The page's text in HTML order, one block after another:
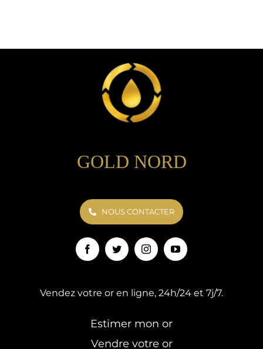
GOLD NORD
NOUS CONTACTER
Vendez votre or en ligne, 24h/24 et 7j/7.
Estimer mon or
Vendre votre or